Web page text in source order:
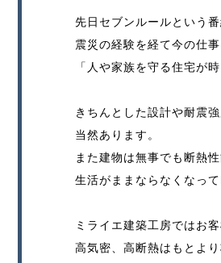
先日セブンルールという
震災の経験を経て今の仕
「人や家族を守る住宅が
きちんとした設計や耐震
当然あります。
また建物は無事でも断熱
生活がままならなくなっ
ミライエ建築工房ではお
高気密、高断熱はもとよ